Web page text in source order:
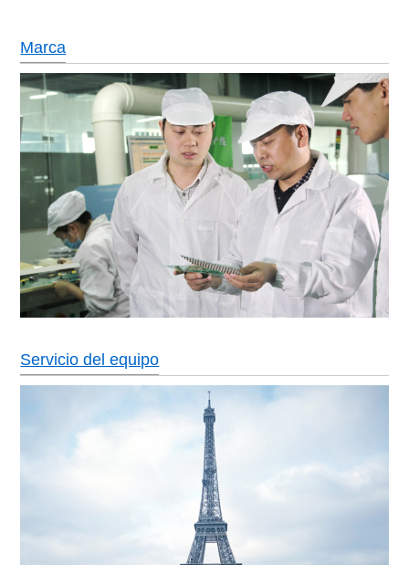
Marca
Servicio del equipo